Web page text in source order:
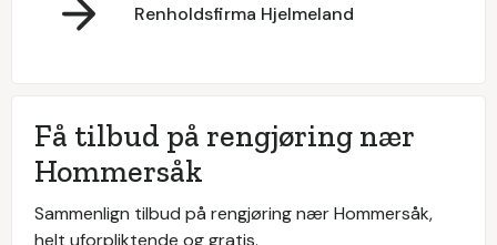
Renholdsfirma Hjelmeland
Få tilbud på rengjøring nær
Hommersåk
Sammenlign tilbud på rengjøring nær Hommersåk,
helt uforpliktende og gratis.